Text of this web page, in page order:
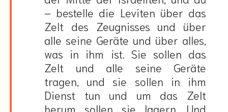
– bestelle die Leviten über das
Zelt des Zeugnisses und über
alle seine Geräte und über alles,
was in ihm ist. Sie sollen das
Zelt und alle seine Geräte
tragen, und sie sollen in ihm
Dienst tun und um das Zelt
herum sollen sie lagern. Und